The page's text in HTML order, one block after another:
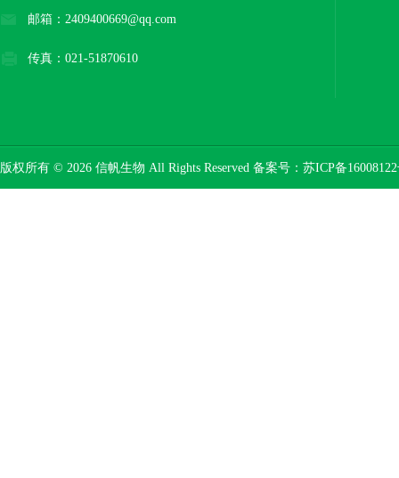
邮箱：2409400669@qq.com
传真：021-51870610
版权所有 © 2026 信帆生物 All Rights Reserved 备案号： 苏ICP备